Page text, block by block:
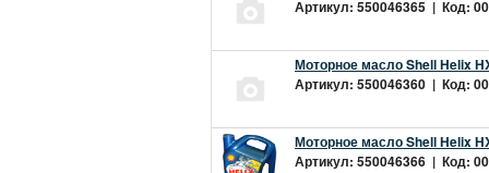
Артикул: 550046365 | Код:
Моторное масло Shell Helix
Артикул: 550046360 | Код:
Моторное масло Shell Helix
Артикул: 550046366 | Код: